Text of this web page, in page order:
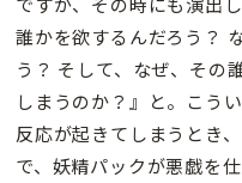
誰かを欲するんだろう？
う？ そして、なぜ、その
しまうのか？』と。こう
反応が起きてしまうとき
で、妖精パックが悪戯を